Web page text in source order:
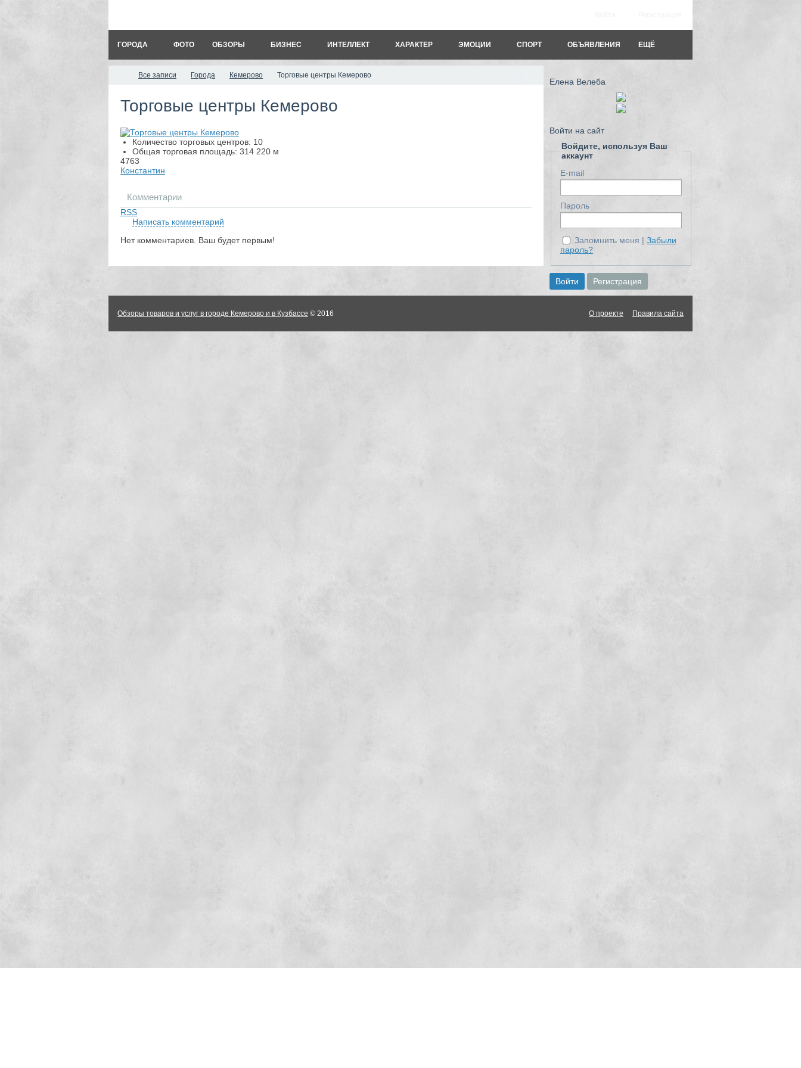
ГОРОДА ФОТО ОБЗОРЫ БИЗНЕС ИНТЕЛЛЕКТ ХАРАКТЕР ЭМОЦИИ СПОРТ ОБЪЯВЛЕНИЯ ЕЩЁ
Все записи Города Кемерово Торговые центры Кемерово
Торговые центры Кемерово
Количество торговых центров: 10
Общая торговая площадь: 314 220 м
4763
Константин
Комментарии
RSS
Написать комментарий
Нет комментариев. Ваш будет первым!
Елена Велеба
Войти на сайт
Войдите, используя Ваш
аккаунт
E-mail
Пароль
Запомнить меня
Забыли
пароль?
Обзоры товаров и услуг в городе Кемерово и в Кузбассе © 2016 О проекте Правила сайта